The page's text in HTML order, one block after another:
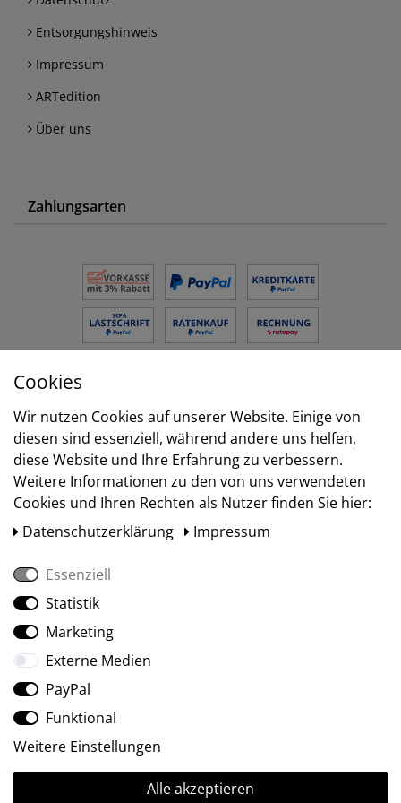
Entsorgungshinweis
Impressum
ARTedition
Über uns
Zahlungsarten
Versand
Social Media
Ⓒ2009-2026 ARTland GmbH • Alle Rechte vorbehalten.
Cookies
Wir nutzen Cookies auf unserer Website. Einige von
diesen sind essenziell, während andere uns helfen,
diese Website und Ihre Erfahrung zu verbessern.
Weitere Informationen zu den von uns verwendeten
Cookies und Ihren Rechten als Nutzer finden Sie hier:
Daten­schutz­erklärung
Impressum
Essenziell
Statistik
Marketing
Externe Medien
PayPal
Funktional
Weitere Einstellungen
Alle akzeptieren